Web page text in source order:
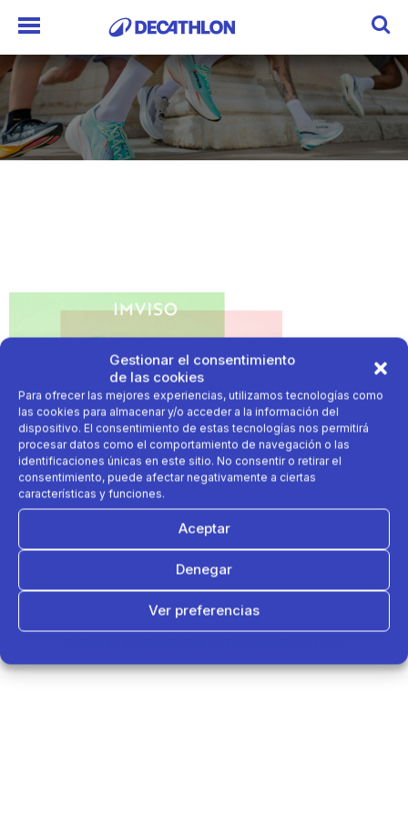
Gestionar el consentimiento
de las cookies
Para ofrecer las mejores experiencias, utilizamos tecnologías como
las cookies para almacenar y/o acceder a la información del
dispositivo. El consentimiento de estas tecnologías nos permitirá
procesar datos como el comportamiento de navegación o las
identificaciones únicas en este sitio. No consentir o retirar el
consentimiento, puede afectar negativamente a ciertas
características y funciones.
Aceptar
Denegar
Ver preferencias